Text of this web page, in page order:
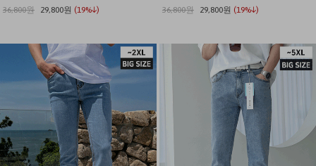
36,800원
29,800원 (19%↓)
36,800원
29,800원 (19%↓)